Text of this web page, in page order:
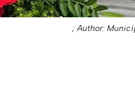
Author: